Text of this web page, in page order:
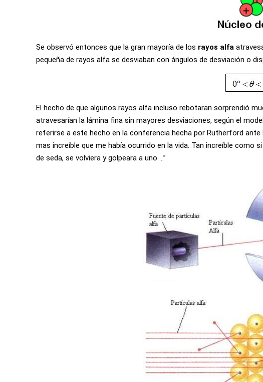
Se observó entonces que la gran mayoría de los rayos alfa
pequeña de rayos alfa se desviaban con ángulos de desviación o
El hecho de que algunos rayos alfa incluso rebotaran sorprendió
atravesarían la lámina fina sin mayores desviaciones, según el
referirse a este hecho en la conferencia hecha por Rutherford ante
mas increíble que me había ocurrido en la vida. Tan increíble como
de seda, se volviera y golpeara a uno …”